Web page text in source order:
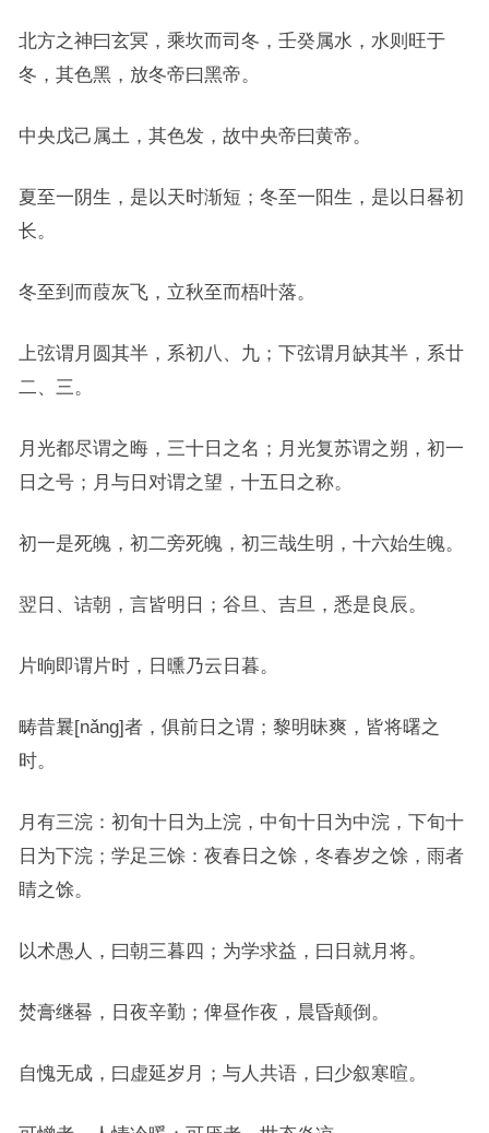
北方之神曰玄冥，乘坎而司冬，壬癸属水，水则旺于
冬，其色黑，放冬帝曰黑帝。
中央戊己属土，其色发，故中央帝曰黄帝。
夏至一阴生，是以天时渐短；冬至一阳生，是以日晷初
长。
冬至到而葭灰飞，立秋至而梧叶落。
上弦谓月圆其半，系初八、九；下弦谓月缺其半，系廿
二、三。
月光都尽谓之晦，三十日之名；月光复苏谓之朔，初一
日之号；月与日对谓之望，十五日之称。
初一是死魄，初二旁死魄，初三哉生明，十六始生魄。
翌日、诘朝，言皆明日；谷旦、吉旦，悉是良辰。
片晌即谓片时，日曛乃云日暮。
畴昔曩[nǎng]者，俱前日之谓；黎明昧爽，皆将曙之
时。
月有三浣：初旬十日为上浣，中旬十日为中浣，下旬十
日为下浣；学足三馀：夜春日之馀，冬春岁之馀，雨者
睛之馀。
以术愚人，曰朝三暮四；为学求益，曰日就月将。
焚膏继晷，日夜辛勤；俾昼作夜，晨昏颠倒。
自愧无成，曰虚延岁月；与人共语，曰少叙寒暄。